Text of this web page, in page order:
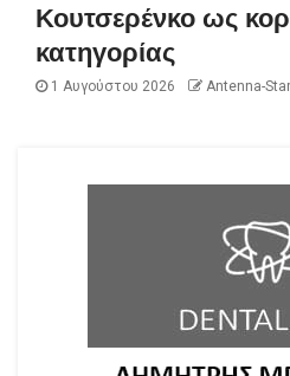
Κουτσερένκο ως
κατηγορίας
1 Αυγούστου 2026 Antenna-Star